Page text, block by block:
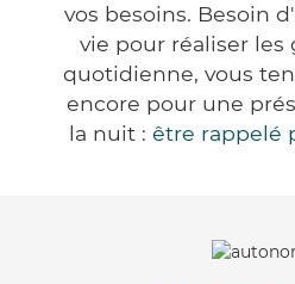
vos besoins. Besoin
vie pour réaliser les
quotidienne, vous
encore pour une
la nuit : être rappelé